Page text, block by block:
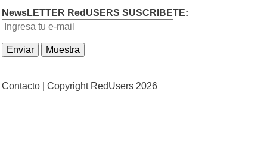
NewsLETTER RedUSERS SUSCRIBETE:
Contacto | Copyright RedUsers 2026